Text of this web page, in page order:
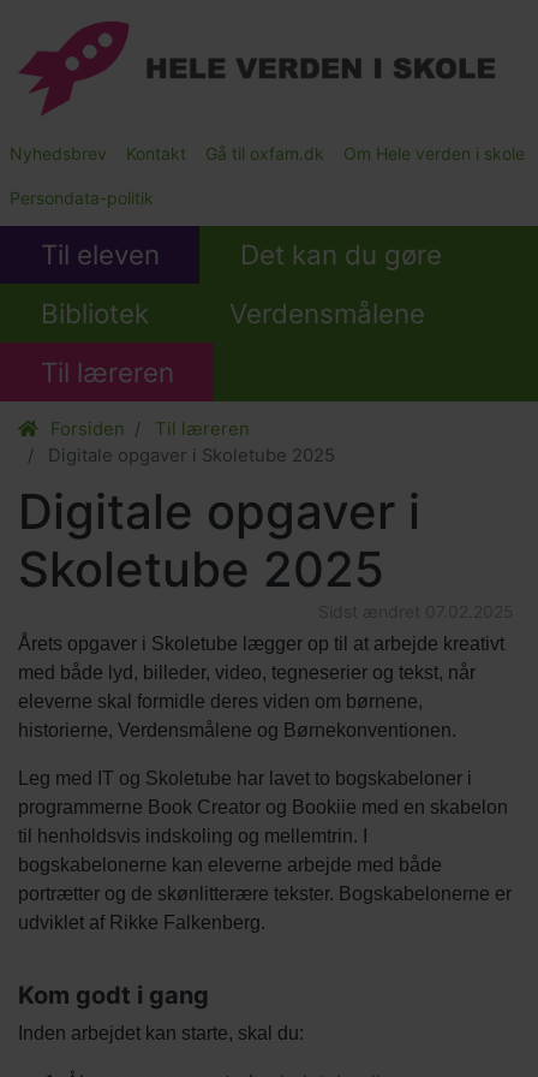
hovedindhold
Main
Submenu
Nyhedsbrev Kontakt Gå til oxfam.dk Om Hele verden i skole
Persondata-politik
Til eleven
Det kan du gøre
Bibliotek
Verdensmålene
Til læreren
Forsiden
Til læreren
Digitale opgaver i Skoletube 2025
Digitale opgaver i
Skoletube 2025
Årets opgaver i Skoletube lægger op til at arbejde kreativt
med både lyd, billeder, video, tegneserier og tekst, når
eleverne skal formidle deres viden om børnene,
historierne, Verdensmålene og Børnekonventionen.
Leg med IT og Skoletube har lavet to bogskabeloner i
programmerne Book Creator og Bookiie med en skabelon
til henholdsvis indskoling og mellemtrin. I
bogskabelonerne kan eleverne arbejde med både
portrætter og de skønlitterære tekster. Bogskabelonerne er
udviklet af Rikke Falkenberg.
elementer
Titel
Kom godt i gang
Tekst
Inden arbejdet kan starte, skal du: